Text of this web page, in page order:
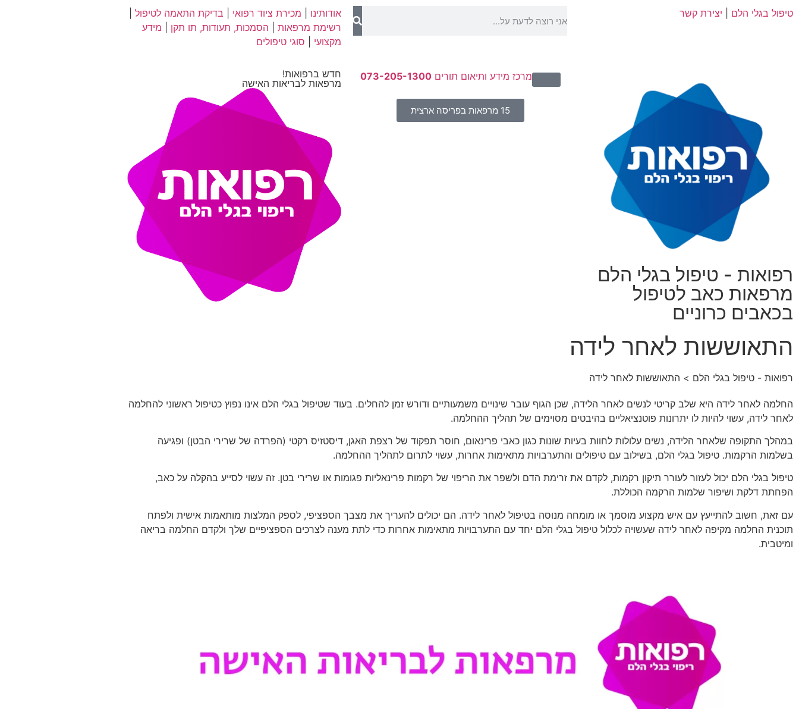
טיפול בגלי הלם יצירת קשר אודותינו מכירת ציוד רפואי בדיקת התאמה לטיפול|
רשימת מרפאות| הסמכות, תעודות, תו תקן
מידע
מקצועי
סוגי טיפולים
רפואות - טיפול בגלי הלם
מרפאות כאב לטיפול
בכאבים כרוניים
מרכז מידע ותיאום תורים073-205-1300
15 מרפאות בפריסה ארצית
חדש ברפואות!
מרפאות לבריאות האישה
התאוששות לאחר לידה
רפואות - טיפול בגלי הלם > התאוששות לאחר לידה
החלמה לאחר לידה היא שלב קריטי לנשים לאחר הלידה, שכן הגוף עובר שינויים משמעותיים ודורש זמן להחלים. בעוד שטיפול בגלי הלם אינו נפוץ כטיפול ראשוני להחלמה
לאחר לידה, עשוי להיות לו יתרונות פוטנציאליים בהיבטים מסוימים של תהליך ההחלמה.
במהלך התקופה שלאחר הלידה, נשים עלולות לחוות בעיות שונות כגון כאבי פרינאום, חוסר תפקוד של רצפת האגן, דיסטזיס רקטי (הפרדה של שרירי הבטן) ופגיעה
בשלמות הרקמות. טיפול בגלי הלם, בשילוב עם טיפולים והתערבויות מתאימות אחרות, עשוי לתרום לתהליך ההחלמה.
טיפול בגלי הלם יכול לעזור לעורר תיקון רקמות, לקדם את זרימת הדם ולשפר את הריפוי של רקמות פרינאליות פגומות או שרירי בטן. זה עשוי לסייע בהקלה על כאב,
הפחתת דלקת ושיפור שלמות הרקמה הכוללת.
עם זאת, חשוב להתייעץ עם איש מקצוע מוסמך או מומחה מנוסה בטיפול לאחר לידה. הם יכולים להעריך את מצבך הספציפי, לספק המלצות מותאמות אישית ולפתח
תוכנית החלמה מקיפה לאחר לידה שעשויה לכלול טיפול בגלי הלם יחד עם התערבויות מתאימות אחרות כדי לתת מענה לצרכים הספציפיים שלך ולקדם החלמה בריאה
ומיטבית.